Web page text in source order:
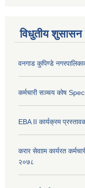
विधुतीय शुसासन
वनगाड कुपिण्डे
कर्मचारी सञ्चय कोष
EBA II कार्यक्रम
करार सेवााम कार्यरत
२०७८